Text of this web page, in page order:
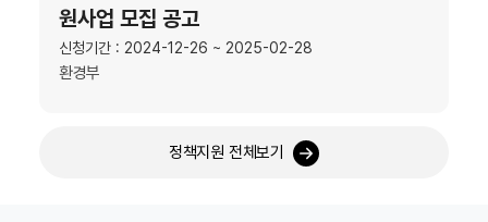
원사업 모집 공고
신청기간 : 2024-12-26 ~ 2025-02-28
환경부
정책지원 전체보기